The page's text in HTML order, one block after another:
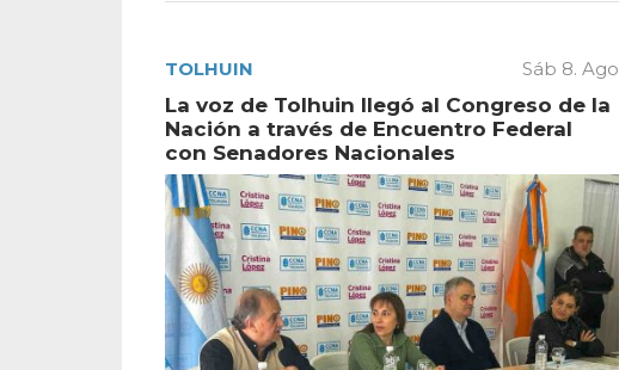
TOLHUIN Sáb 8. Ago
La voz de Tolhuin llegó al Congreso de la
Nación a través de Encuentro Federal
con Senadores Nacionales